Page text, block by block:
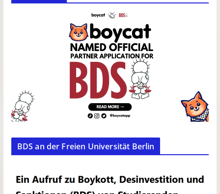
BDS an der Freien Universität Berlin